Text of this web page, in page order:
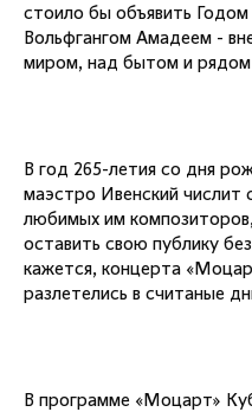
стоило бы объявить
Вольфгангом Амадеем -
миром, над бытом и рядом
В год 265-летия со дня
маэстро Ивенский числит
любимых им
оставить свою публику
кажется, концерта
разлетелись в считаные
В программе «Моцарт»